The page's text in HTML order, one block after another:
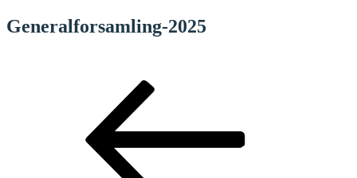
Generalforsamling-2025
Indlægsnavigation